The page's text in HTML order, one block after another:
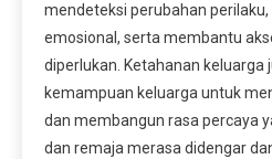
mendeteksi perubahan
emosional, serta membantu
diperlukan. Ketahanan keluarga
kemampuan keluarga untuk
dan membangun rasa percaya
dan remaja merasa didengar